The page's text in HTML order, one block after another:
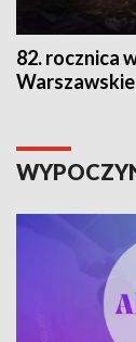
82. rocznica